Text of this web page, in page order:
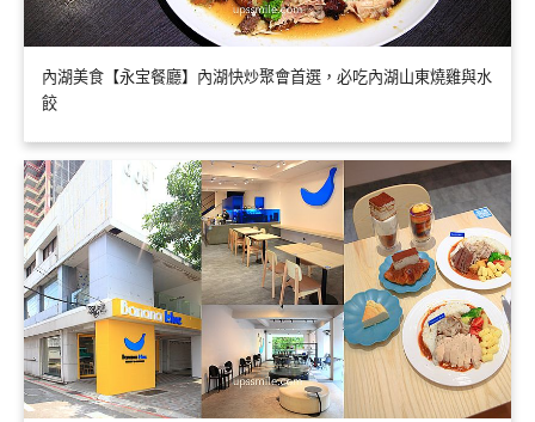
內湖美食【永宝餐廳】內湖快炒聚會首選，必吃內湖山東燒雞與水
餃